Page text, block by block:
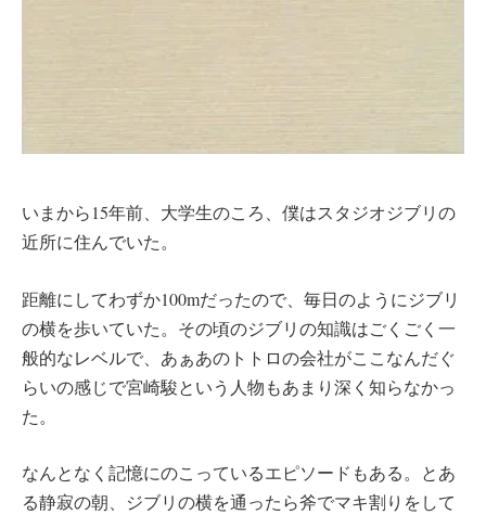
いまから15年前、大学生のころ、僕はスタジオジブリの
近所に住んでいた。
距離にしてわずか100mだったので、毎日のようにジブリ
の横を歩いていた。その頃のジブリの知識はごくごく一
般的なレベルで、あぁあのトトロの会社がここなんだぐ
らいの感じで宮崎駿という人物もあまり深く知らなかっ
た。
なんとなく記憶にのこっているエピソードもある。とあ
る静寂の朝、ジブリの横を通ったら斧でマキ割りをして